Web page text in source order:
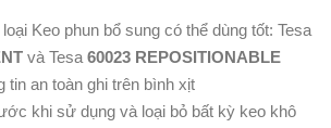
Keo phun bổ sung có thể dùng tốt: Tesa
và Tesa 60023 REPOSITIONABLE
tin an toàn ghi trên bình xịt
khi sử dụng và loại bỏ bất kỳ keo khô